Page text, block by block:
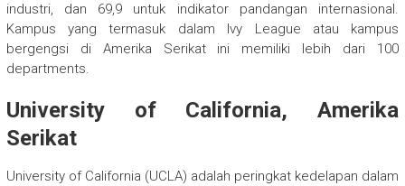
industri, dan 69,9 untuk indikator pandangan internasional.
Kampus yang termasuk dalam Ivy League atau kampus
bergengsi di Amerika Serikat ini memiliki lebih dari 100
departments.
University of California, Amerika
Serikat
University of California (UCLA) adalah peringkat kedelapan dalam